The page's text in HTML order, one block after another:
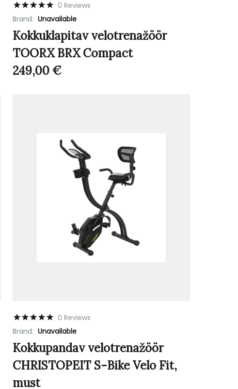
0 Reviews
Brand: Unavailable
Kokkuklapitav velotrenažöör
TOORX BRX Compact
249,00€
0 Reviews
Brand: Unavailable
Kokkupandav velotrenažöör
CHRISTOPEIT S-Bike Velo Fit,
must